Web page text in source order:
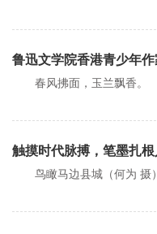
鲁迅文学院香港青少年
春风拂面，玉兰飘香。
触摸时代脉搏，笔墨扎根
鸟瞰马边县城（何为 摄）